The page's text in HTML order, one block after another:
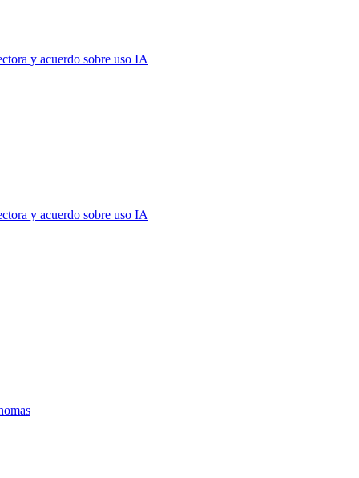
y acuerdo sobre uso IA
y acuerdo sobre uso IA